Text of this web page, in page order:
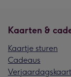
Kaarten &
Kaartje sturen
Cadeaus